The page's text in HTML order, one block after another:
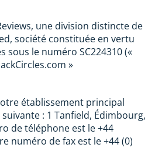
une division distincte de
société constituée en vertu
sous le numéro SC224310 («
»
établissement principal
: 1 Tanfield, Édimbourg,
de téléphone est le +44
numéro de fax est le +44 (0)